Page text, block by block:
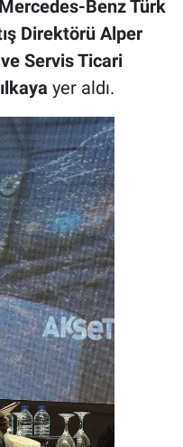
Mercedes-Benz Türk
Direktörü Alper
Servis Ticari
yer aldı.